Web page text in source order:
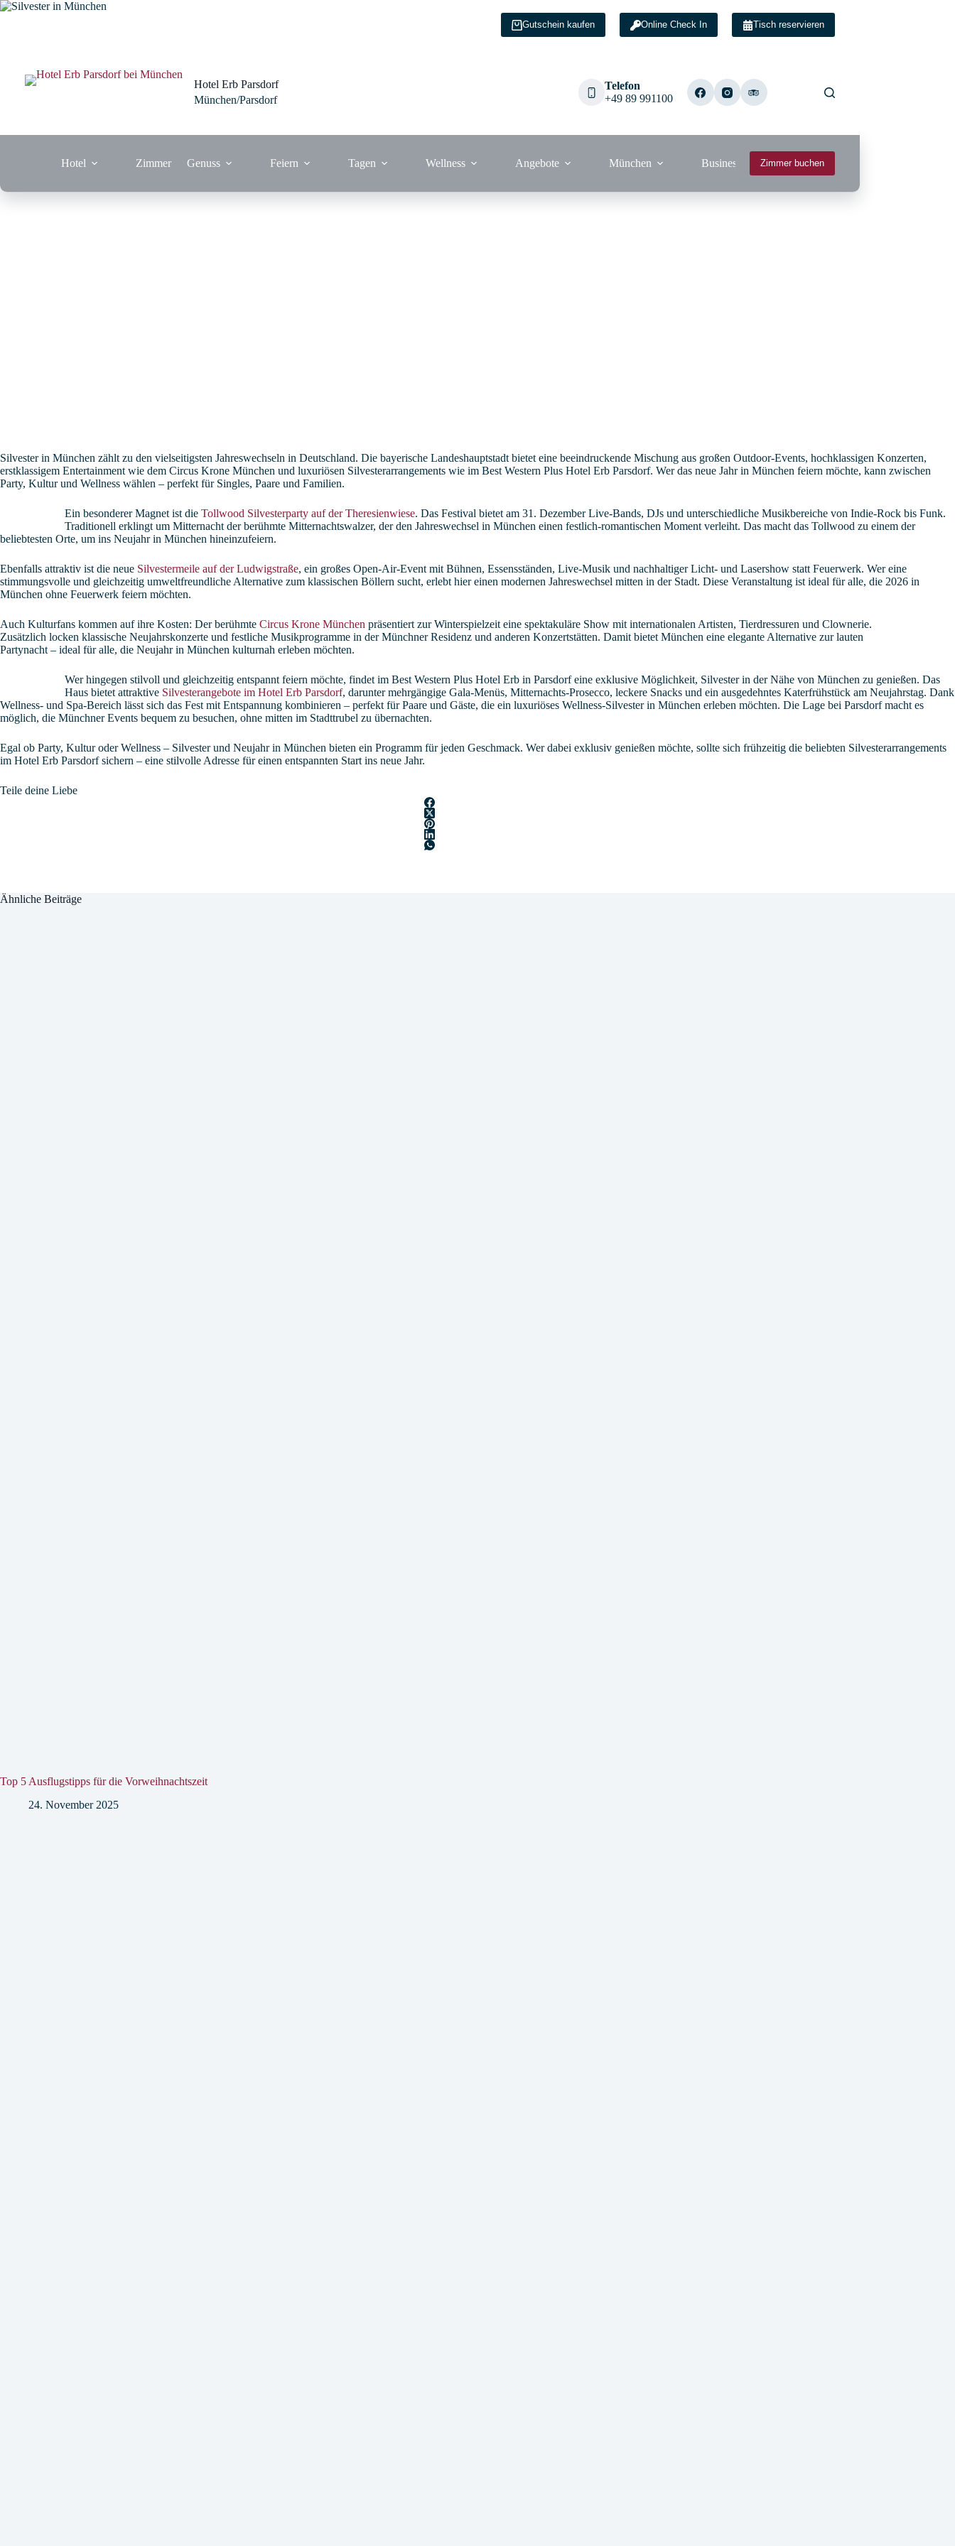
Zum
Gutschein kaufen Online Check In Tisch reservieren
Hotel Erb Parsdorf
München/Parsdorf
Telefon
+49 89 991100
Hotel Zimmer Genuss Feiern Tagen Wellness Angebote München Business Zimmer buchen
Silvester in München zählt zu den vielseitigsten Jahreswechseln in Deutschland. Die bayerische Landeshauptstadt bietet eine beeindruckende Mischung aus großen Outdoor-Events, hochklassigen Konzerten,
erstklassigem Entertainment wie dem Circus Krone München und luxuriösen Silvesterarrangements wie im Best Western Plus Hotel Erb Parsdorf. Wer das neue Jahr in München feiern möchte, kann zwischen
Party, Kultur und Wellness wählen – perfekt für Singles, Paare und Familien.
Ein besonderer Magnet ist dieTollwood Silvesterparty auf der Theresienwiese. Das Festival bietet am 31. Dezember Live-Bands, DJs und unterschiedliche Musikbereiche von Indie-Rock bis Funk.
Traditionell erklingt um Mitternacht der berühmte Mitternachtswalzer, der den Jahreswechsel in München einen festlich-romantischen Moment verleiht. Das macht das Tollwood zu einem der
beliebtesten Orte, um ins Neujahr in München hineinzufeiern.
Ebenfalls attraktiv ist die neue Silvestermeile auf der Ludwigstraße, ein großes Open-Air-Event mit Bühnen, Essensständen, Live-Musik und nachhaltiger Licht- und Lasershow statt Feuerwerk. Wer eine
stimmungsvolle und gleichzeitig umweltfreundliche Alternative zum klassischen Böllern sucht, erlebt hier einen modernen Jahreswechsel mitten in der Stadt. Diese Veranstaltung ist ideal für alle, die 2026 in
München ohne Feuerwerk feiern möchten.
Auch Kulturfans kommen auf ihre Kosten: Der berühmte Circus Krone München präsentiert zur Winterspielzeit eine spektakuläre Show mit internationalen Artisten, Tierdressuren und Clownerie.
Zusätzlich locken klassische Neujahrskonzerte und festliche Musikprogramme in der Münchner Residenz und anderen Konzertstätten. Damit bietet München eine elegante Alternative zur lauten
Partynacht – ideal für alle, die Neujahr in München kulturnah erleben möchten.
Wer hingegen stilvoll und gleichzeitig entspannt feiern möchte, findet im Best Western Plus Hotel Erb in Parsdorf eine exklusive Möglichkeit, Silvester in der Nähe von München zu genießen. Das
Haus bietet attraktive Silvesterangebote im Hotel Erb Parsdorf, darunter mehrgängige Gala-Menüs, Mitternachts-Prosecco, leckere Snacks und ein ausgedehntes Katerfrühstück am Neujahrstag. Dank
Wellness- und Spa-Bereich lässt sich das Fest mit Entspannung kombinieren – perfekt für Paare und Gäste, die ein luxuriöses Wellness-Silvester in München erleben möchten. Die Lage bei Parsdorf macht es
möglich, die Münchner Events bequem zu besuchen, ohne mitten im Stadttrubel zu übernachten.
Egal ob Party, Kultur oder Wellness – Silvester und Neujahr in München bieten ein Programm für jeden Geschmack. Wer dabei exklusiv genießen möchte, sollte sich frühzeitig die beliebten Silvesterarrangements
im Hotel Erb Parsdorf sichern – eine stilvolle Adresse für einen entspannten Start ins neue Jahr.
Teile deine Liebe
Ähnliche Beiträge
Top 5 Ausflugstipps für die Vorweihnachtszeit
24. November 2025